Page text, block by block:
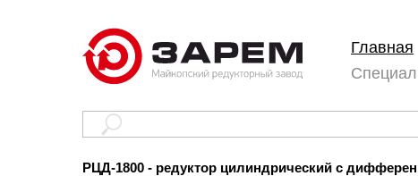
Главная
РЦД-1800 - редуктор цилиндрический с